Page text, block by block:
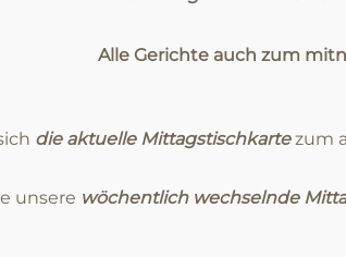
Alle Gerichte auch zum
die aktuelle Mittagstischkartezum
unsere wöchentlich wechselnde